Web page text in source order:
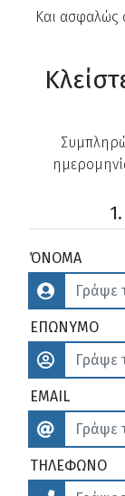
Και ασφαλώς
ΌΝΟΜΑ
ΕΠΩΝΥΜΟ
EMAIL
ΤΗΛΕΦΩΝΟ